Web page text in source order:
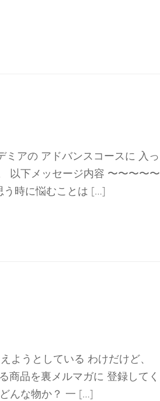
ミアの アドバンスコースに 入っ
以下メッセージ内容 〜〜〜〜〜
う時に悩むことは […]
ようとしている わけだけど、
商品を裏メルマガに 登録してく
んな物か？ 一 […]